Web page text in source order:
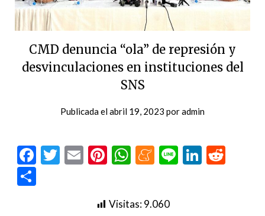
CMD denuncia “ola” de represión y
desvinculaciones en instituciones del
SNS
Publicada elabril 19, 2023 poradmin
Facebook
Twitter
EmailPinterest
WhatsApp
Meneame
Line
Visitas:9.060